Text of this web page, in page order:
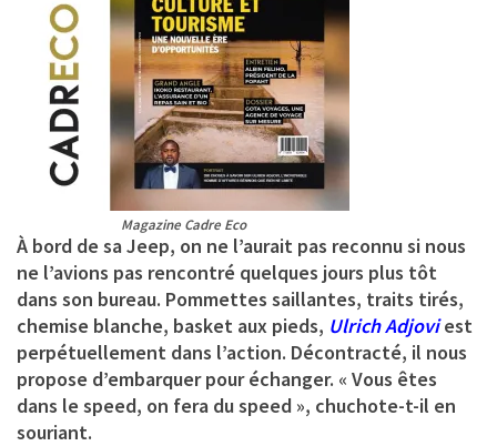
Magazine Cadre Eco
À bord de sa Jeep, on ne l’aurait pas reconnu si nous
ne l’avions pas rencontré quelques jours plus tôt
dans son bureau. Pommettes saillantes, traits tirés,
chemise blanche, basket aux pieds, Ulrich Adjoviest
perpétuellement dans l’action. Décontracté, il nous
propose d’embarquer pour échanger. « Vous êtes
dans le speed, on fera du speed », chuchote-t-il en
souriant.